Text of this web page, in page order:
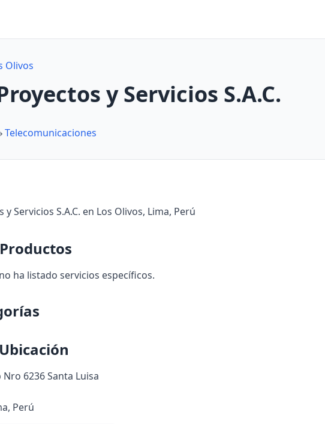
Olivos
y Servicios S.A.C.
Telecomunicaciones
Servicios S.A.C. en Los Olivos, Lima, Perú
ha listado servicios específicos.
Nro 6236 Santa Luisa
Perú